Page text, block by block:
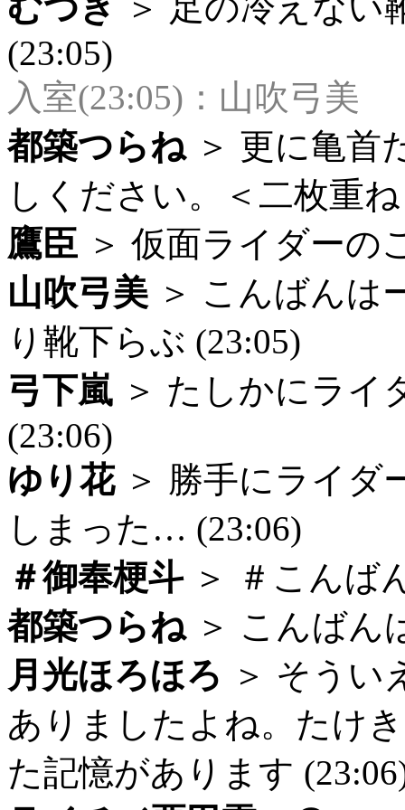
(23:05)
入室(23:05)：山吹弓美
都築つらね＞ 更に亀首
しください。＜二枚重
鷹臣 ＞ 仮面ライダーの
山吹弓美 ＞ こんばん
り靴下らぶ (23:05)
弓下嵐 ＞ たしかにライ
(23:06)
ゆり花＞ 勝手にライダ
しまった… (23:06)
＃御奉梗斗＞ ＃こんば
都築つらね＞ こんばん
月光ほろほろ ＞ そう
ありましたよね。たけ
た記憶があります